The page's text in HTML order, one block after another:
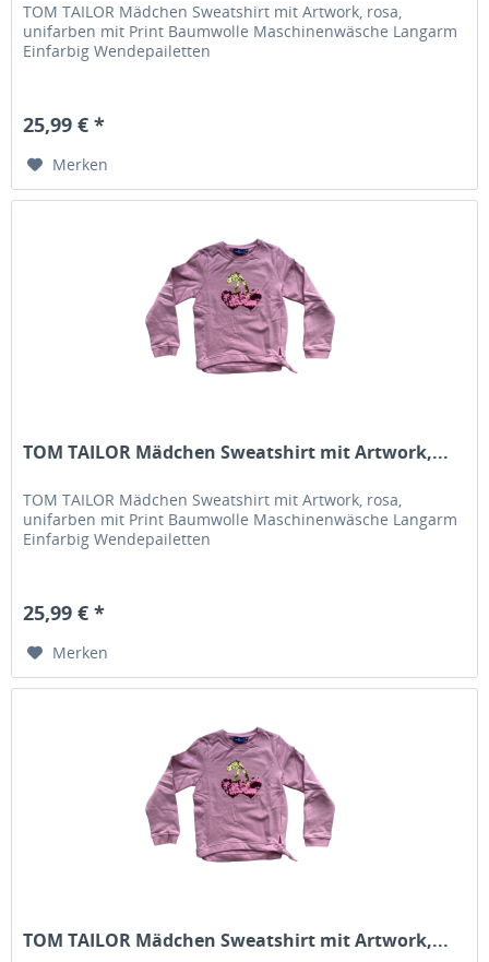
TOM TAILOR Mädchen Sweatshirt mit Artwork, rosa,
unifarben mit Print Baumwolle Maschinenwäsche Langarm
Einfarbig Wendepailetten
25,99 € *
Merken
TOM TAILOR Mädchen Sweatshirt mit Artwork,...
TOM TAILOR Mädchen Sweatshirt mit Artwork, rosa,
unifarben mit Print Baumwolle Maschinenwäsche Langarm
Einfarbig Wendepailetten
25,99 € *
Merken
TOM TAILOR Mädchen Sweatshirt mit Artwork,...